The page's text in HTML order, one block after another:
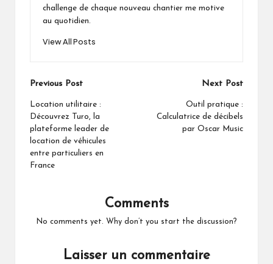
challenge de chaque nouveau chantier me motive
au quotidien.
View All Posts
Post
navigation
Previous Post
Location utilitaire :
Découvrez Turo, la
plateforme leader de
location de véhicules
entre particuliers en
France
Next Post
Outil pratique :
Calculatrice de décibels
par Oscar Music
Comments
No comments yet. Why don’t you start the discussion?
Laisser un commentaire